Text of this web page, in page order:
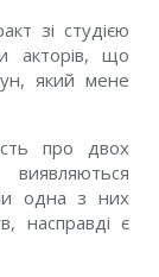
зі студією
акторів, що
який мене
про двох
одна з них
насправді є